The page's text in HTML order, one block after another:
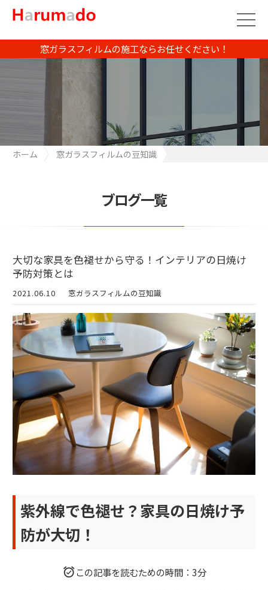
窓ガラスフィルムの施工ならお任せください！
ホーム
窓ガラスフィルムの豆知識
ブログ一覧
大切な家具を色褪せから守る！インテリアの日焼け
予防対策とは
2021.06.10 窓ガラスフィルムの豆知識
紫外線で色褪せ？家具の日焼け予
防が大切！
この記事を読むための時間：3分